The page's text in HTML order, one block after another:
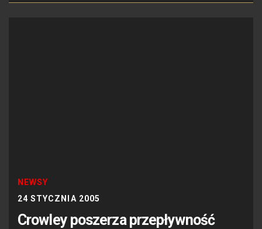
NEWSY
24 STYCZNIA 2005
Crowley poszerza przepływność